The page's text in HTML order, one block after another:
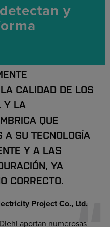
y
CALIDAD DE LOS
Y LA
QUE
A SU TECNOLOGÍA
Y A LAS
YA
CORRECTO.
Project Co., Ltd.
aportan numerosas